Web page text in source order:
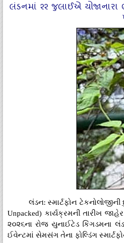
​લંડનમાં ૨૨ જુલાઈએ
લંડન: સ્માર્ટફોન
Unpacked) કાર્યક્રમની તારીખ
૨૦૨૬ના રોજ યુનાઈટેડ કિંગડમના
ઈવેન્ટમાં સેમસંગ તેના ફોલ્ડિંગ